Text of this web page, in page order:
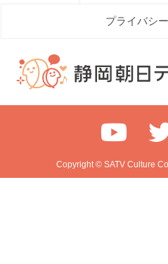
プライバシ
Copyright © SATV Culture